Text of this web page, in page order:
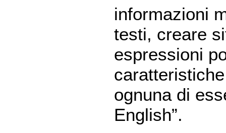
informazioni
testi, creare
espressioni
ognuna di
English”.